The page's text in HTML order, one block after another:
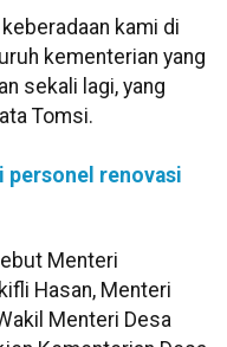
kami di
kementerian yang
sekali lagi, yang
Tomsi.
personel renovasi
Menteri
Hasan, Menteri
Menteri Desa